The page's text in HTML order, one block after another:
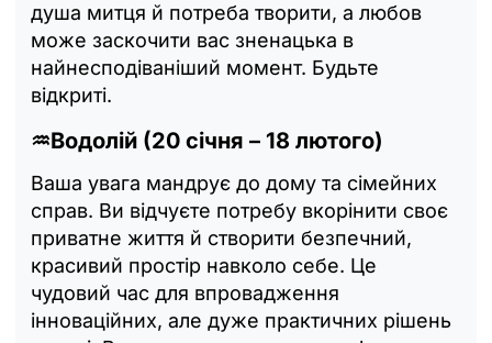
душа митця й потреба творити, а любов
може заскочити вас зненацька в
найнесподіваніший момент. Будьте
відкриті.
♒Водолій (20 січня – 18 лютого)
Ваша увага мандрує до дому та сімейних
справ. Ви відчуєте потребу вкорінити своє
приватне життя й створити безпечний,
красивий простір навколо себе. Це
чудовий час для впровадження
інноваційних, але дуже практичних рішень